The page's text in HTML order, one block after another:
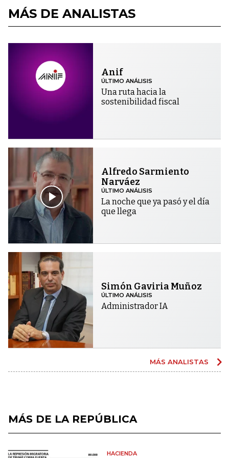
MÁS DE ANALISTAS
Anif
ÚLTIMO ANÁLISIS
Una ruta hacia la
sostenibilidad fiscal
Alfredo Sarmiento
Narváez
ÚLTIMO ANÁLISIS
La noche que ya pasó y el día
que llega
Simón Gaviria Muñoz
ÚLTIMO ANÁLISIS
Administrador IA
MÁS ANALISTAS
MÁS DE LA REPÚBLICA
HACIENDA